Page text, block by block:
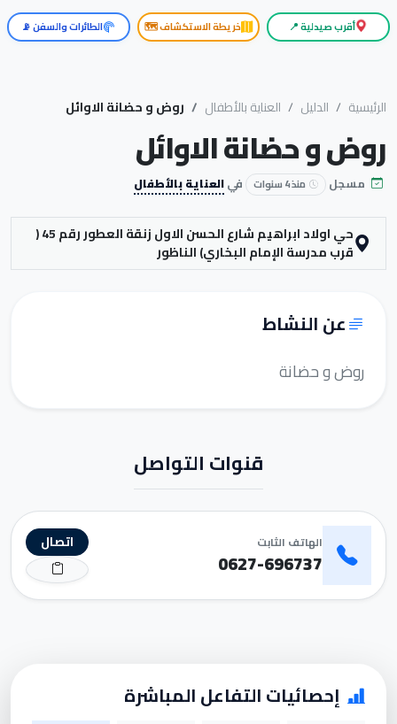
أقرب صيدلية 📍 خريطة الاستكشاف 🗺️ الطائرات والسفن 📡
الرئيسية الدليل العناية بالأطفال روض و حضانة الاوائل
روض و حضانة الاوائل
مسجل منذ 4 سنوات فيالعناية بالأطفال
حي اولاد ابراهيم شارع الحسن الاول زنقة العطور رقم 45 (
قرب مدرسة الإمام البخاري) الناظور
عن النشاط
روض و حضانة
قنوات التواصل
الهاتف الثابت
0627-696737
اتصال
إحصائيات التفاعل المباشرة